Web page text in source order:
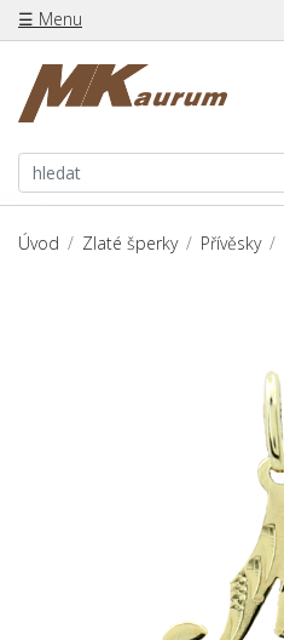
☰ Menu
Úvod Zlaté šperky Přívěsky